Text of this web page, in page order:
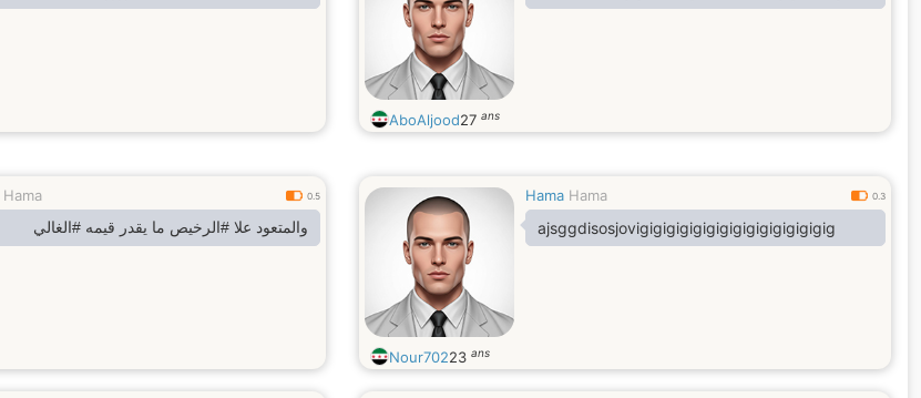
AboAljood27 ans
Hama 0.5
والمتعود علا #الرخيص ما يقدر قيمه #الغالي
Hama Hama 0.3
ajsggdisosjovigigigigigigigigigigigigigigig
Nour70223 ans